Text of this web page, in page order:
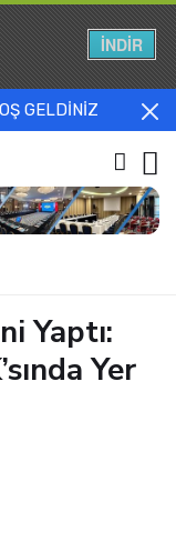
GELDİNİZ
Yaptı:
Yer
İNDİR